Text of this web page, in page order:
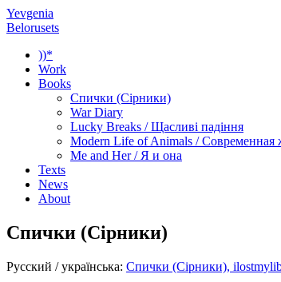
Yevgenia
Belorusets
))*
Work
Books
Спички (Сірники)
War Diary
Lucky Breaks / Щасливі падіння
Modern Life of Animals /
Me and Her / Я и она
Texts
News
About
Спички (Сірники)
Русский / українська: Спички (Сірники),